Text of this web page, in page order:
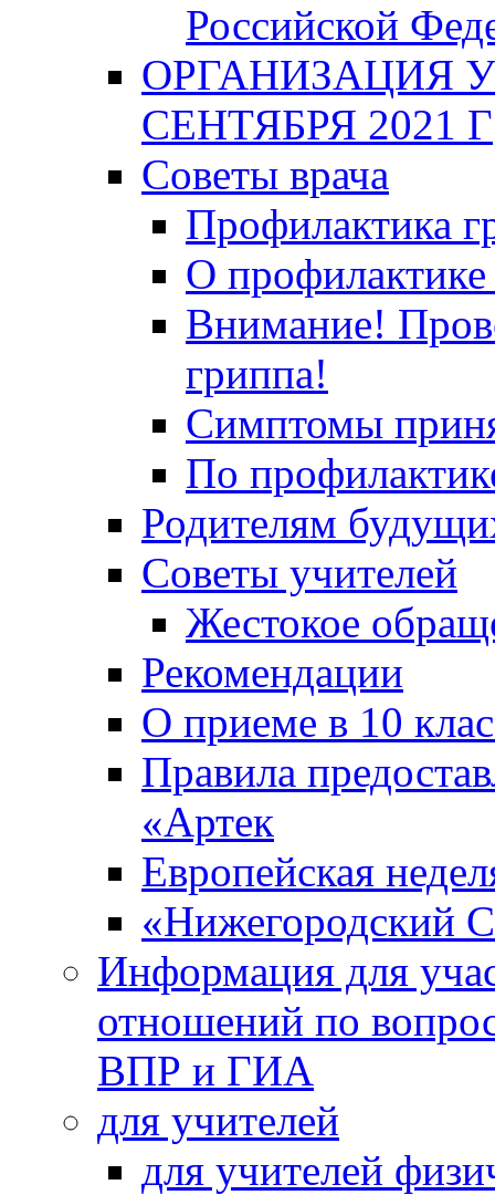
Российской
ОРГАНИЗАЦИЯ
СЕНТЯБРЯ 2021 Г
Советы врача
Профилактика
О профилактике
Внимание!
гриппа!
Симптомы
По
Родителям
Советы учителей
Жестокое
Рекомендации
О приеме в 10
Правила
«Артек
Европейская
«Нижегородский
Информация для
отношений по
ВПР и ГИА
для учителей
для учителей